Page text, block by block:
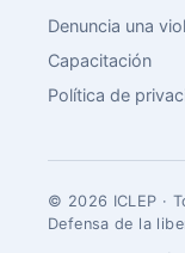
Denuncia una
Capacitación
Política de
© 2026 ICLEP ·
Defensa de la